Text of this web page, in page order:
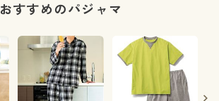
おすすめのパジャマ